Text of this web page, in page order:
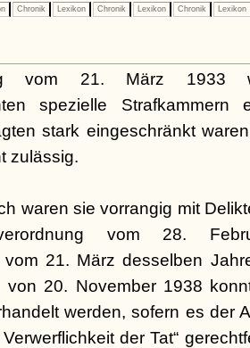
Chronik Lexikon Chronik Lexikon Chronik Lexikon
vom 21. März 1933
spezielle
stark eingeschränkt
zulässig.
waren sie vorrangig mit
vom 28.
vom 21. März desselben
von 20. November 1938
werden, sofern es der
der Tat“